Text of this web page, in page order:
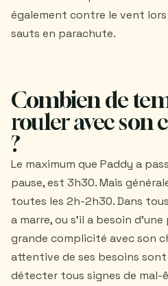
également contre le vent
sauts en parachute.
Combien de
rouler avec son
?
Le maximum que Paddy a
pause, est 3h30. Mais
toutes les 2h-2h30. Dans
a marre, ou s'il a besoin
grande complicité avec son
attentive de ses besoins
détecter tous signes de mal-